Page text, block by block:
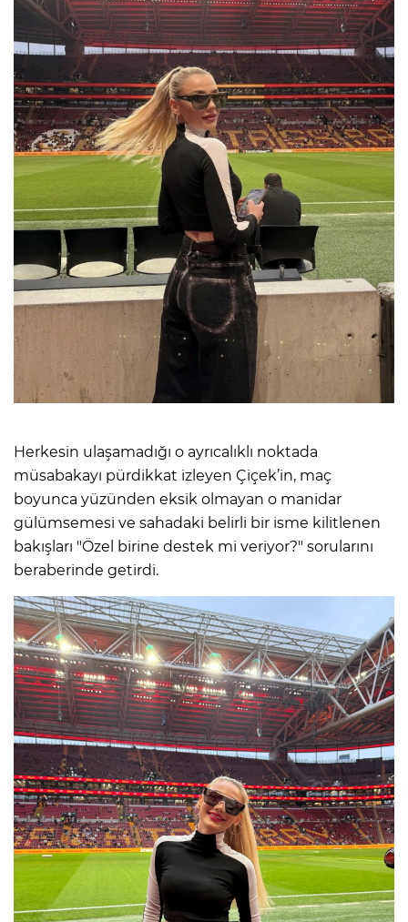
Herkesin ulaşamadığı o ayrıcalıklı noktada
müsabakayı pürdikkat izleyen Çiçek’in, maç
boyunca yüzünden eksik olmayan o manidar
gülümsemesi ve sahadaki belirli bir isme kilitlenen
bakışları "Özel birine destek mi veriyor?" sorularını
beraberinde getirdi.